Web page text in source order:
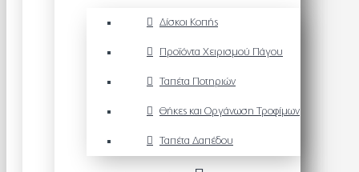
Δίσκοι Κοπής
Προϊόντα Χειρισμού Πάγου
Ταπέτα Ποτηριών
Θήκες και Οργάνωση Τροφίμων
Ταπέτα Δαπέδου